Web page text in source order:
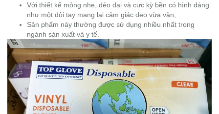
Với thiết kế mỏng nhẹ, dẻo dai và cực kỳ bền có hình dáng
như một đôi tay mang lại cảm giác đeo vừa vặn;
Sản phẩm này thường được sử dụng nhiều nhất trong
ngành sản xuất và y tế.